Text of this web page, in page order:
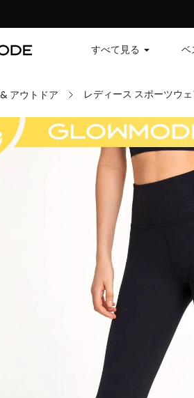
すべて見る ベ
アウトドア レディース スポーツウ